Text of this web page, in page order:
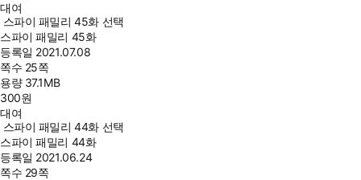
대여
스파이 패밀리 45화 선택
스파이 패밀리 45화
등록일 2021.07.08
쪽수 25쪽
용량 37.1MB
300원
대여
스파이 패밀리 44화 선택
스파이 패밀리 44화
등록일 2021.06.24
쪽수 29쪽